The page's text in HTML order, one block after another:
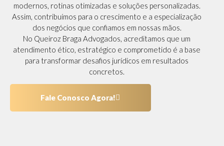
modernos, rotinas otimizadas e soluções personalizadas.
Assim, contribuímos para o crescimento e a especialização
dos negócios que confiamos em nossas mãos.
No Queiroz Braga Advogados, acreditamos que um
atendimento ético, estratégico e comprometido é a base
para transformar desafios jurídicos em resultados
concretos.
Fale Conosco Agora!